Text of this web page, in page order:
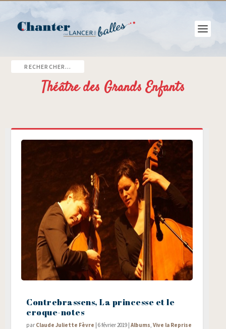
Théâtre des Grands Enfants
Contrebrassens, La princesse et le
croque-notes
par Claude Juliette Fèvre |6 février 2019 |Albums ,Vive la Reprise